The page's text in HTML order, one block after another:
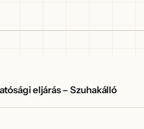
eljárás – Szuhakálló